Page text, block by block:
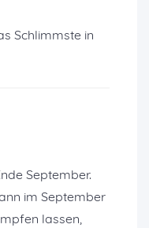
Schlimmste in
September.
im September
lassen,